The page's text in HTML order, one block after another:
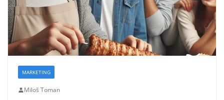
MARKETING
Miloš Toman